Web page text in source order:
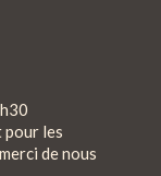
pour les
de nous